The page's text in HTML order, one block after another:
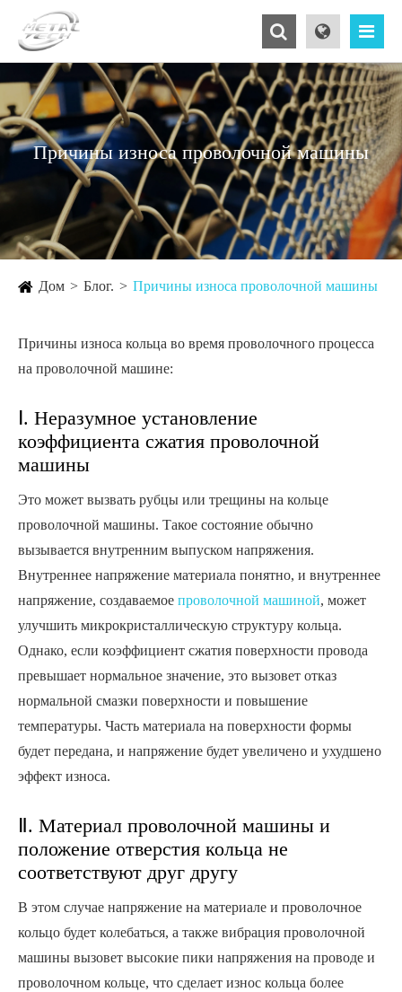
Причины износа проволочной машины
Дом Блог. Причины износа проволочной машины
Причины износа кольца во время проволочного процесса
на проволочной машине:
Ⅰ. Неразумное установление
коэффициента сжатия проволочной
машины
Это может вызвать рубцы или трещины на кольце
проволочной машины. Такое состояние обычно
вызывается внутренним выпуском напряжения.
Внутреннее напряжение материала понятно, и внутреннее
напряжение, создаваемое проволочной машиной, может
улучшить микрокристаллическую структуру кольца.
Однако, если коэффициент сжатия поверхности провода
превышает нормальное значение, это вызовет отказ
нормальной смазки поверхности и повышение
температуры. Часть материала на поверхности формы
будет передана, и напряжение будет увеличено и ухудшено
эффект износа.
Ⅱ. Материал проволочной машины и
положение отверстия кольца не
соответствуют друг другу
В этом случае напряжение на материале и проволочное
кольцо будет колебаться, а также вибрация проволочной
машины вызовет высокие пики напряжения на проводе и
проволочном кольце, что сделает износ кольца более